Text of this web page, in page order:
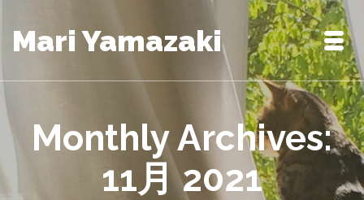
Mari Yamazaki
Monthly Archives:
11月 2021